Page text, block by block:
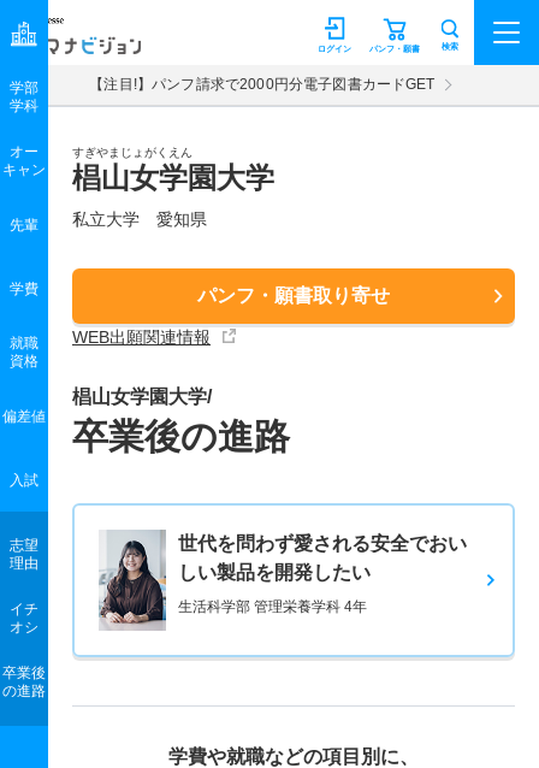
マナビジョン パンフ・願書
ログイン 検索
【注目!】パンフ請求で2000円分電子図書カードGET
すぎやまじょがくえん
椙山女学園大学
私立大学 愛知県
パンフ・願書取り寄せ
WEB出願関連情報
学部
学科
オー
キャン
先輩
学費
就職
資格
偏差値
入試
志望
理由
イチ
オシ
卒業後
の進路
椙山女学園大学/
卒業後の進路
世代を問わず愛される安全でおい
しい製品を開発したい
生活科学部 管理栄養学科 4年
学費や就職などの項目別に、